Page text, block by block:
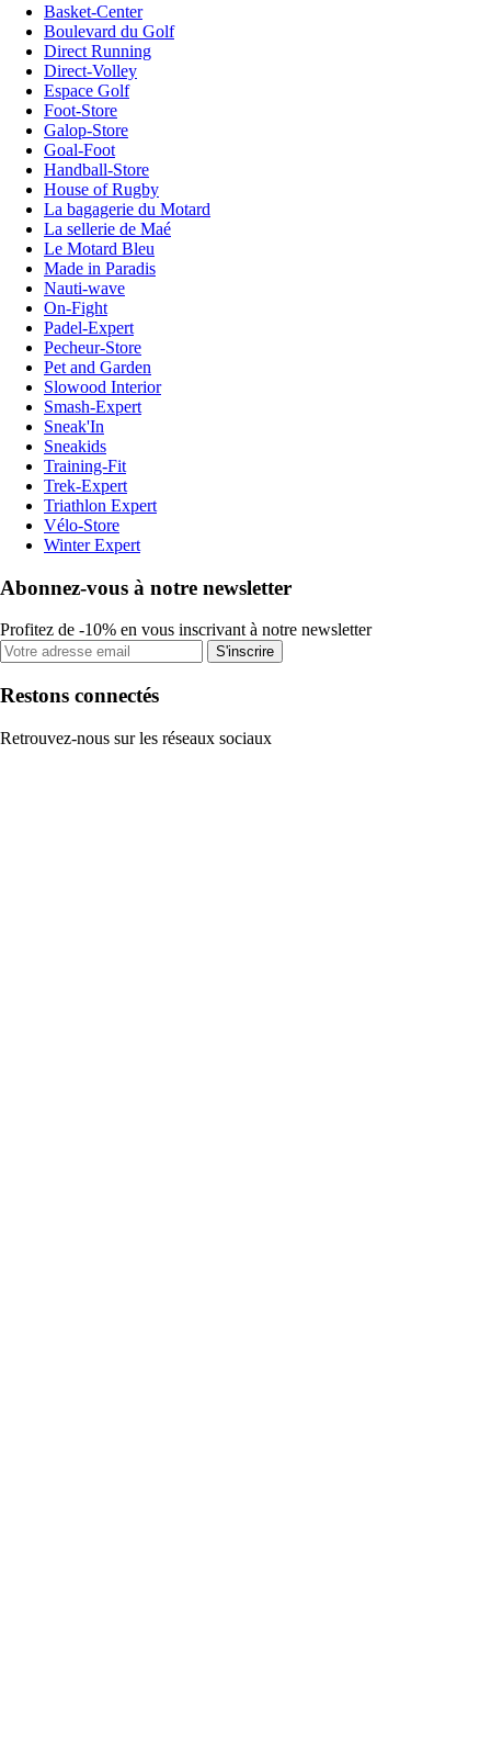
Basket-Center
Boulevard du Golf
Direct Running
Direct-Volley
Espace Golf
Foot-Store
Galop-Store
Goal-Foot
Handball-Store
House of Rugby
La bagagerie du Motard
La sellerie de Maé
Le Motard Bleu
Made in Paradis
Nauti-wave
On-Fight
Padel-Expert
Pecheur-Store
Pet and Garden
Slowood Interior
Smash-Expert
Sneak'In
Sneakids
Training-Fit
Trek-Expert
Triathlon Expert
Vélo-Store
Winter Expert
Abonnez-vous à notre newsletter
Profitez de -10% en vous inscrivant à notre newsletter
S'inscrire
Restons connectés
Retrouvez-nous sur les réseaux sociaux